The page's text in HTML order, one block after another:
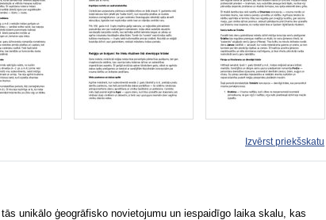
Izvērst priekšskatu
unikālo ģeogrāfisko novietojumu un iespaidīgo laika skalu, kas